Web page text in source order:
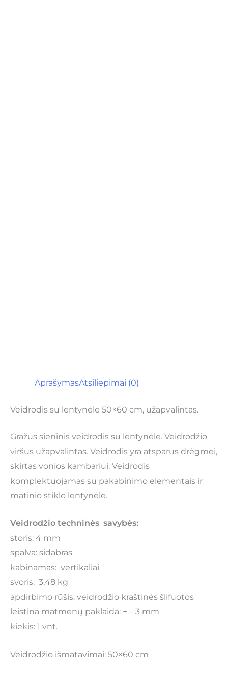
AprašymasAtsiliepimai (0)
Veidrodis su lentynėle 50×60 cm, užapvalintas.
Gražus sieninis veidrodis su lentynėle. Veidrodžio
viršus užapvalintas. Veidrodis yra atsparus drėgmei,
skirtas vonios kambariui. Veidrodis
komplektuojamas su pakabinimo elementais ir
matinio stiklo lentynėle.
Veidrodžio techninės savybės:
storis: 4 mm
spalva: sidabras
kabinamas: vertikaliai
svoris: 3,48 kg
apdirbimo rūšis: veidrodžio kraštinės šlifuotos
leistina matmenų paklaida: + – 3 mm
kiekis: 1 vnt.
Veidrodžio išmatavimai: 50×60 cm